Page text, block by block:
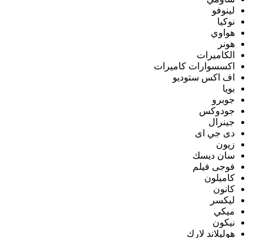
لينوفو
نوكيا
هواوي
هونر
الكاميرات
اكسسوارات كاميرات
اف اكس ستوديو
بويا
جوبرو
جودوكس
جينرال
دى جي اى
زيون
سان ديسك
فوجى فيلم
كاميلون
كانون
ليكسر
ميكي
نيكون
هوليلاند لارك